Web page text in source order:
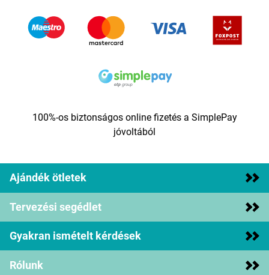
100%-os biztonságos online fizetés a SimplePay
jóvoltából
Ajándék ötletek
Tervezési segédlet
Gyakran ismételt kérdések
Rólunk